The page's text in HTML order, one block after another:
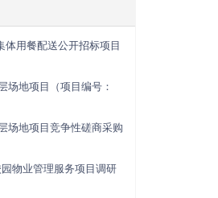
用餐配送公开招标项目
场地项目（项目编号：
场地项目竞争性磋商采购
物业管理服务项目调研